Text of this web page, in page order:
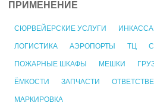
ПРИМЕНЕНИЕ
СЮРВЕЙЕРСКИЕ УСЛУГИ
ЛОГИСТИКА АЭРОПОРТЫ ТЦ
ПОЖАРНЫЕ ШКАФЫ МЕШКИ
ЁМКОСТИ ЗАПЧАСТИ
МАРКИРОВКА